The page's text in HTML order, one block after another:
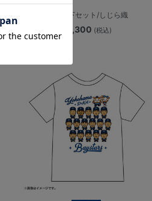
甚平上下セット/しじら織
¥9,300 (税込)